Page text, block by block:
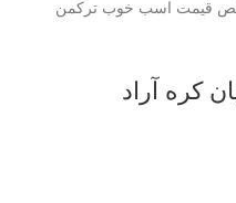
کره آراد